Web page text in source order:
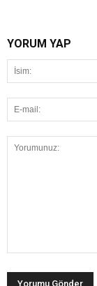
YORUM YAP